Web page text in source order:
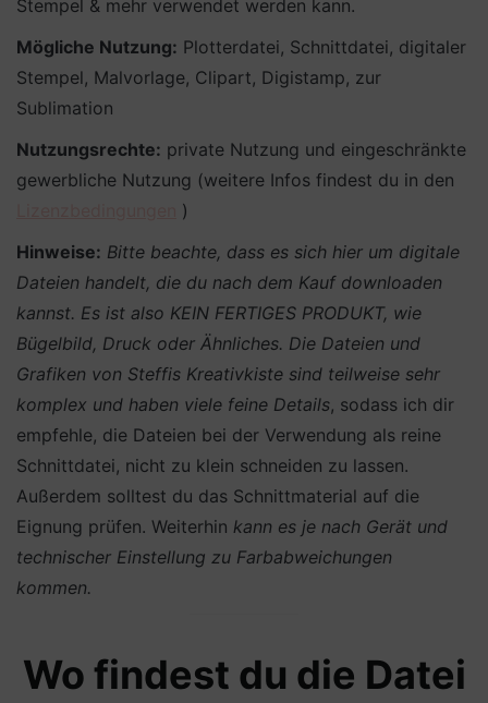
Stempel & mehr verwendet werden kann.
Mögliche Nutzung: Plotterdatei, Schnittdatei, digitaler
Stempel, Malvorlage, Clipart, Digistamp, zur
Sublimation
Nutzungsrechte: private Nutzung und eingeschränkte
gewerbliche Nutzung (weitere Infos findest du in den
)
Hinweise: Bitte beachte, dass es sich hier um digitale
Dateien handelt, die du nach dem Kauf downloaden
kannst. Es ist also KEIN FERTIGES PRODUKT, wie
Bügelbild, Druck oder Ähnliches. Die Dateien und
Grafiken von Steffis Kreativkiste sind teilweise sehr
komplex und haben viele feine Details, sodass ich dir
empfehle, die Dateien bei der Verwendung als reine
Schnittdatei, nicht zu klein schneiden zu lassen.
Außerdem solltest du das Schnittmaterial auf die
Eignung prüfen. Weiterhin kann es je nach Gerät und
technischer Einstellung zu Farbabweichungen
kommen.
Wo findest du die Datei